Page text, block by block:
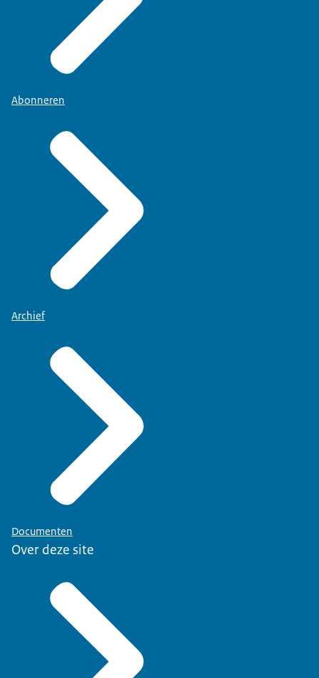
Abonneren
Archief
Documenten
Over deze site